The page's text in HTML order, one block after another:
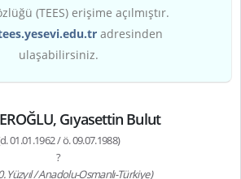
(TEES) erişime açılmıştır.
adresinden
ulaşabilirsiniz.
Gıyasettin Bulut
01.01.1962 / ö. 09.07.1988)
?
Yüzyıl / Anadolu-Osmanlı-Türkiye)